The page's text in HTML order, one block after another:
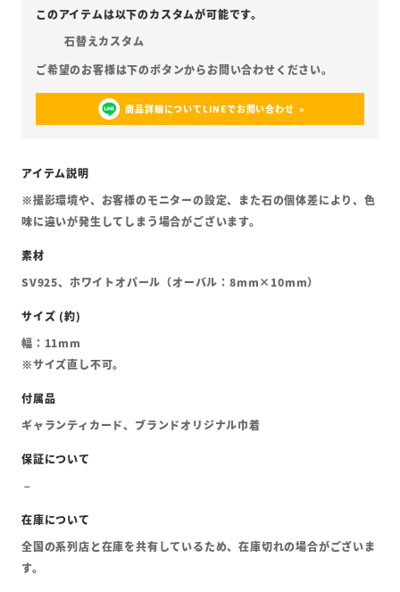
石替えカスタム
商品詳細についてLINEでお問い合わせ
※撮影環境や、お客様のモニターの設定、また石の個体差により、色
味に違いが発生してしまう場合がございます。
SV925、ホワイトオパール（オーバル：8mm×10mm）
幅：11mm
※サイズ直し不可。
ギャランティカード、ブランドオリジナル巾着
全国の系列店と在庫を共有しているため、在庫切れの場合がございま
す。